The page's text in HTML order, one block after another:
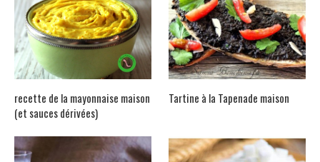
recette de la mayonnaise maison
(et sauces dérivées)
Tartine à la Tapenade maison